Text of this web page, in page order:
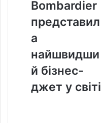
представила
найшвидший
бізнес-
джет
світі
Bombardier
представил
а
найшвидши
й бізнес-
джет у світі